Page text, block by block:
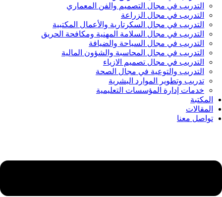
التدريب في مجال التصميم والفن المعماري
التدريب في مجال الزراعة
التدريب في مجال السكرتارية والأعمال المكتبية
التدريب في مجال السلامة المهنية ومكافحة الحريق
التدريب في مجال السياحة والضيافة
التدريب في مجال المحاسبة والشؤون المالية
التدريب في مجال تصميم الازياء
التدريب والتوعية في مجال الصحة
تدريب وتطوير الموارد البشرية
خدمات إدارة المؤسسات التعليمية
المكتبة
المقالات
تواصل معنا